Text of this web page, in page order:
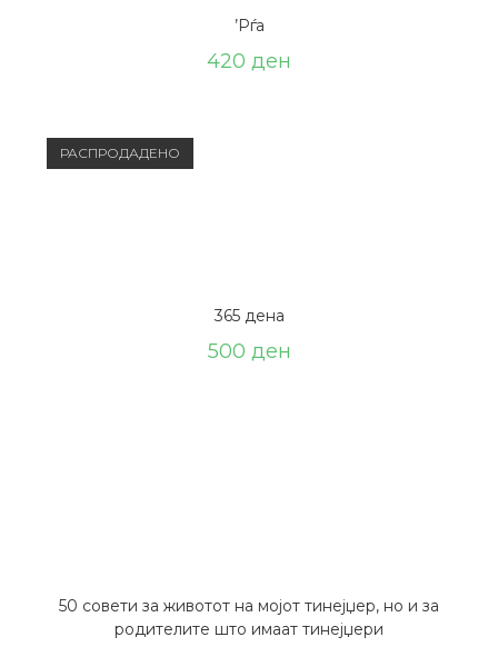
’Рѓа
420 ден
РАСПРОДАДЕНО
365 дена
500 ден
50 совети за животот на мојот тинејџер, но и за
родителите што имаат тинејџери